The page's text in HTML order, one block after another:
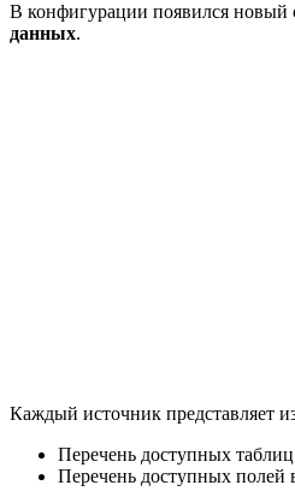
В конфигурации появился новый
данных.
Каждый источник представляет
Перечень доступных
Перечень доступных полей